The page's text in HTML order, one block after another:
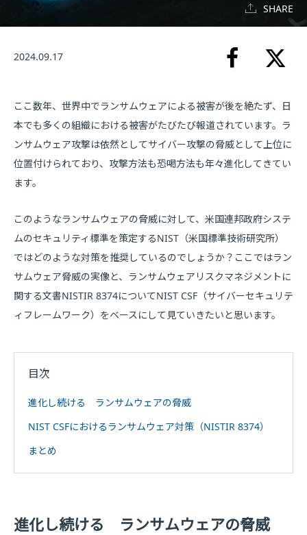
SHARE
2024.09.17
ここ数年、世界中でランサムウェアによる被害が後を絶たず、日
本でも多くの組織における被害がたびたび報道されています。ラ
ンサムウェア攻撃は依然としてサイバー攻撃の脅威として上位に
位置付けられており、攻撃方法も恐喝方法も年々進化してきてい
ます。
このようなランサムウェアの脅威に対して、米国連邦政府システ
ムのセキュリティ標準を策定するNIST（米国標準技術研究所）
ではどのような対策を推奨しているのでしょうか？ここではラン
サムウェア脅威の実像と、ランサムウェアリスクマネジメントに
関する文書NISTIR 8374についてNIST CSF（サイバーセキュリテ
ィフレームワーク）をベースにして見ていきたいと思います。
目次
進化し続ける ランサムウェアの脅威
NIST CSFにおけるランサムウェア対策（NISTIR 8374）
まとめ
進化し続ける ランサムウェアの脅威